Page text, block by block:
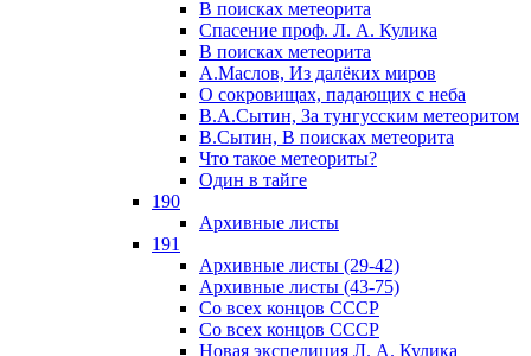
В поисках метеорита
Спасение проф. Л. А. Кулика
В поисках метеорита
А.Маслов, Из далёких миров
О сокровищах, падающих с неба
В.А.Сытин, За тунгусским метеоритом
В.Сытин, В поисках метеорита
Что такое метеориты?
Один в тайге
190
Архивные листы
191
Архивные листы (29-42)
Архивные листы (43-75)
Со всех концов СССР
Со всех концов СССР
Новая экспедиция Л. А. Кулика